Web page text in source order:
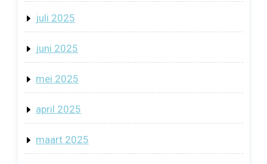
juli 2025
juni 2025
mei 2025
april 2025
maart 2025